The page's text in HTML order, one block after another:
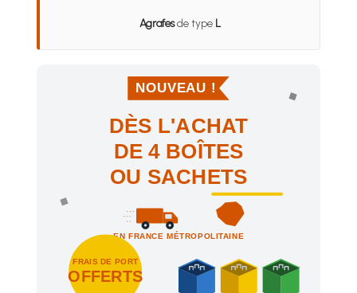
Agrafesde type L
NOUVEAU !
DÈS L'ACHAT
DE 4 BOÎTES
OU SACHETS
EN FRANCE MÉTROPOLITAINE
FRAIS DE PORT
OFFERTS